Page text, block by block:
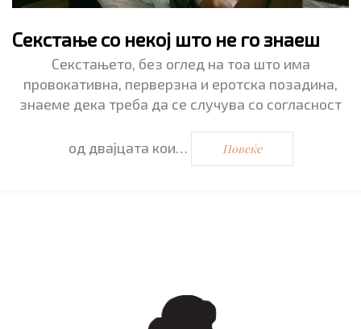
Секстање со некој што не го знаеш
Секстањето, без оглед на тоа што има
провокативна, перверзна и еротска позадина,
знаеме дека треба да се случува со согласност
од двајцата кои… Повеќе